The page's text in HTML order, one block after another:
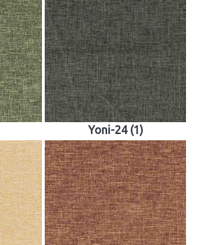
Yoni-24 (1)